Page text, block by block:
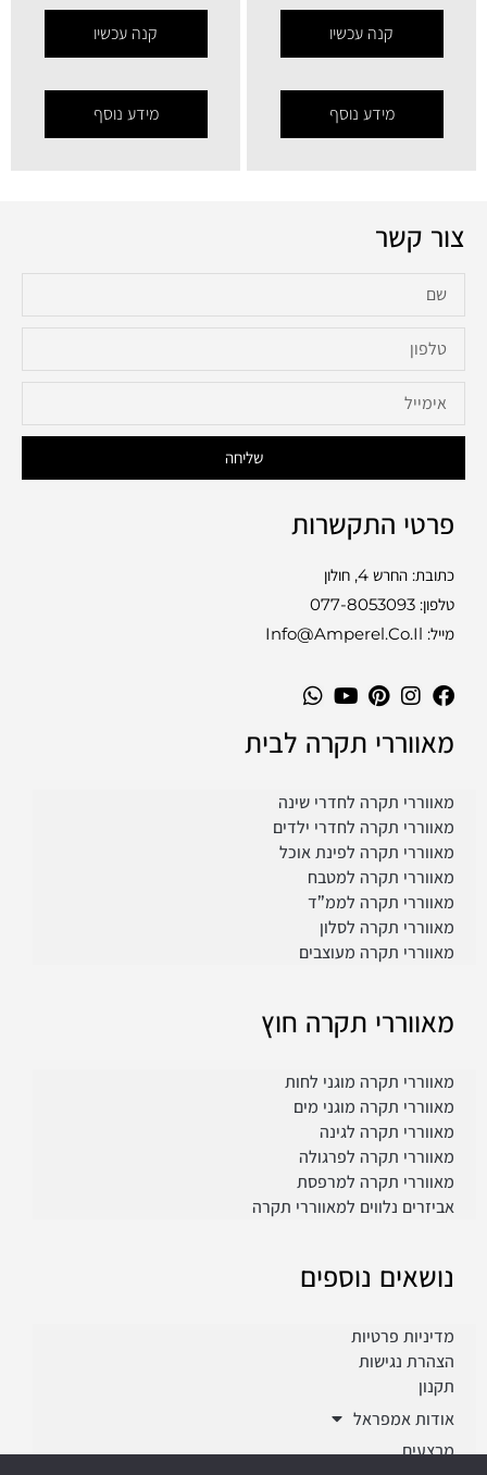
קנה עכשיו
מידע נוסף
קנה עכשיו
מידע נוסף
צור קשר
שליחה
פרטי התקשרות
כתובת: החרש 4, חולון
טלפון: 077-8053093
מייל: Info@amperel.co.il
מאווררי תקרה לבית
מאווררי תקרה לחדרי שינה
מאווררי תקרה לחדרי ילדים
מאווררי תקרה לפינת אוכל
מאווררי תקרה למטבח
מאווררי תקרה לממ”ד
מאווררי תקרה לסלון
מאווררי תקרה מעוצבים
מאווררי תקרה חוץ
מאווררי תקרה מוגני לחות
מאווררי תקרה מוגני מים
מאווררי תקרה לגינה
מאווררי תקרה לפרגולה
מאווררי תקרה למרפסת
אביזרים נלווים למאווררי תקרה
נושאים נוספים
מדיניות פרטיות
הצהרת נגישות
תקנון
אודות אמפראל
מבצעים